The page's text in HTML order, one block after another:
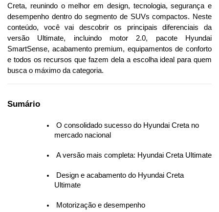
Creta, reunindo o melhor em design, tecnologia, segurança e
desempenho dentro do segmento de SUVs compactos. Neste
conteúdo, você vai descobrir os principais diferenciais da
versão Ultimate, incluindo motor 2.0, pacote Hyundai
SmartSense, acabamento premium, equipamentos de conforto
e todos os recursos que fazem dela a escolha ideal para quem
busca o máximo da categoria.
Sumário
O consolidado sucesso do Hyundai Creta no
mercado nacional
A versão mais completa: Hyundai Creta Ultimate
Design e acabamento do Hyundai Creta
Ultimate
Motorização e desempenho